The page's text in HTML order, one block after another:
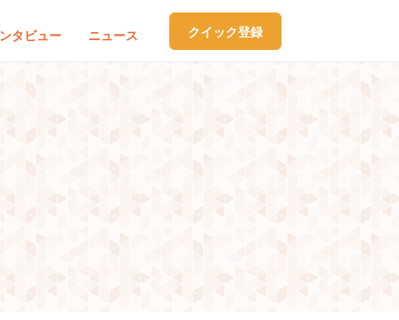
タビュー ニュース クイック登録